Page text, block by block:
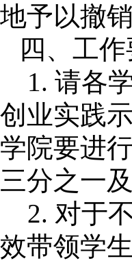
地予以撤销
四、 工
1. 请各
创业实践
学院要进
三分之一及
2. 对于
效带领学